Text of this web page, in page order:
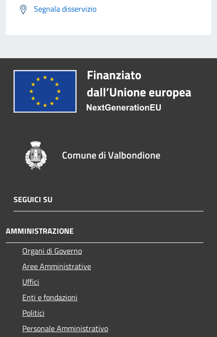
Segnala disservizio
Comune di Valbondione
SEGUICI SU
AMMINISTRAZIONE
Organi di Governo
Aree Amministrative
Uffici
Enti e fondazioni
Politici
Personale Amministrativo